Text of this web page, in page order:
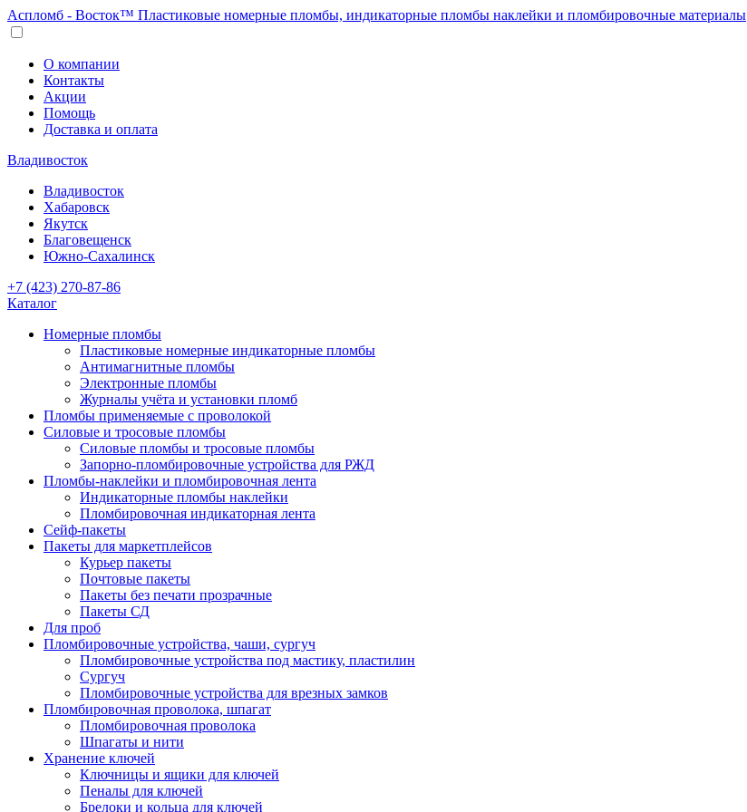
Аспломб - Восток™ Пластиковые номерные пломбы, индикаторные пломбы наклейки и пломбировочные материалы
О компании
Контакты
Акции
Помощь
Доставка и оплата
Владивосток
Владивосток
Хабаровск
Якутск
Благовещенск
Южно-Сахалинск
+7 (423) 270-87-86
Каталог
Номерные пломбы
Пластиковые номерные индикаторные пломбы
Антимагнитные пломбы
Электронные пломбы
Журналы учёта и установки пломб
Пломбы применяемые с проволокой
Силовые и тросовые пломбы
Силовые пломбы и тросовые пломбы
Запорно-пломбировочные устройства для РЖД
Пломбы-наклейки и пломбировочная лента
Индикаторные пломбы наклейки
Пломбировочная индикаторная лента
Сейф-пакеты
Пакеты для маркетплейсов
Курьер пакеты
Почтовые пакеты
Пакеты без печати прозрачные
Пакеты СД
Для проб
Пломбировочные устройства, чаши, сургуч
Пломбировочные устройства под мастику, пластилин
Сургуч
Пломбировочные устройства для врезных замков
Пломбировочная проволока, шпагат
Пломбировочная проволока
Шпагаты и нити
Хранение ключей
Ключницы и ящики для ключей
Пеналы для ключей
Брелоки и кольца для ключей